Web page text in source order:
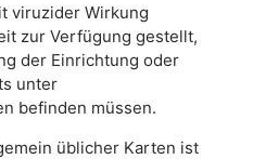
viruzider Wirkung
zur Verfügung gestellt,
der Einrichtung oder
unter
befinden müssen.
üblicher Karten ist